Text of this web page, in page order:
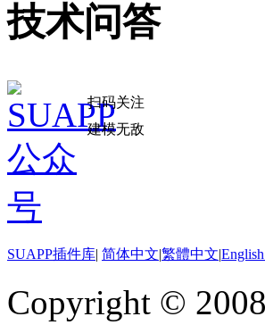
技术问答
扫码关注
建模无敌
SUAPP插件库| 简体中文|繁體中文|
Copyright ©